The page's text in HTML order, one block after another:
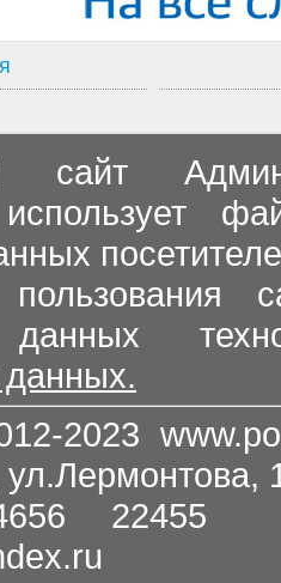
сайт
использует
данных
2023
ул.Лермонтова,